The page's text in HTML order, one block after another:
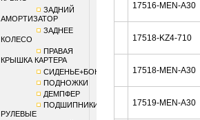
ЗАДНИЙ
АМОРТИЗАТОР
ЗАДНЕЕ
КОЛЕСО
ПРАВАЯ
КРЫШКА КАРТЕРА
СИДЕНЬЕ+БОКОВИНЫ
ПОДНОЖКИ
ДЕМПФЕР
ПОДШИПНИКИ
РУЛЕВЫЕ
17516-MEN-A30
17518-KZ4-710
17518-MEN-A30
17519-MEN-A30